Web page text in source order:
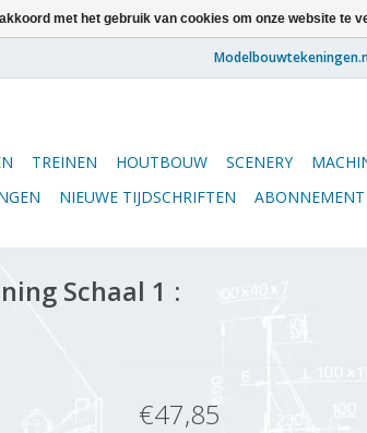
TREINEN HOUTBOUW SCENERY
NIEUWE TIJDSCHRIFTEN
Schaal 1 :
€47,85
met het gebruik van cookies om onze website te